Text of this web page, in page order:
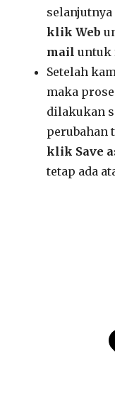
selanjutnya
klik Web
mail untuk
Setelah
maka
dilakukan
perubahan
klik Save
tetap ada